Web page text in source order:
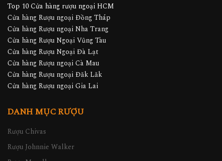
Top 10 Cửa hàng rượu ngoại HCM
Cửa hàng Rượu ngoại Đồng Tháp
Cửa hàng Rượu ngoại Nha Trang
Cửa hàng Rượu Ngoại Vũng Tàu
Cửa hàng Rượu Ngoại Đà Lạt
Cửa hàng Rượu ngoại Cà Mau
Cửa hàng Rượu ngoại Đăk Lăk
Cửa hàng Rượu ngoại Gia Lai
DANH MỤC RƯỢU
Rượu Chivas
Rượu Johnnie Walker